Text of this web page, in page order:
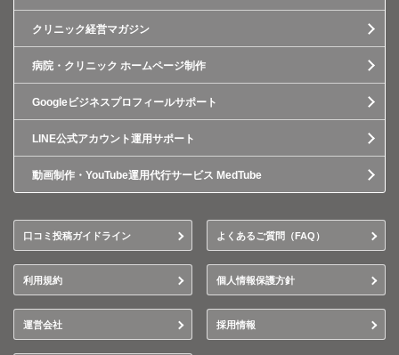
クリニック経営マガジン
病院・クリニック ホームページ制作
Googleビジネスプロフィールサポート
LINE公式アカウント運用サポート
動画制作・YouTube運用代行サービス MedTube
口コミ投稿ガイドライン よくあるご質問（FAQ）
利用規約 個人情報保護方針
運営会社 採用情報